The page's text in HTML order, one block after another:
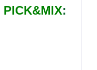
PICK&MIX: